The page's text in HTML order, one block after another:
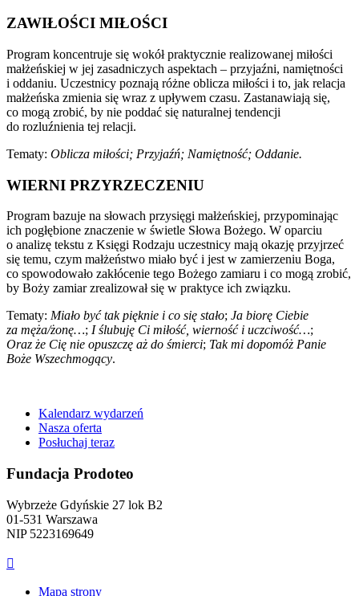
ZAWIŁOŚCI MIŁOŚCI
Program koncentruje się wokół praktycznie realizowanej miłości
małżeńskiej w jej zasadniczych aspektach – przyjaźni, namiętności
i oddaniu. Uczestnicy poznają różne oblicza miłości i to, jak relacja
małżeńska zmienia się wraz z upływem czasu. Zastanawiają się,
co mogą zrobić, by nie poddać się naturalnej tendencji
do rozluźnienia tej relacji.
Tematy: Oblicza miłości; Przyjaźń; Namiętność; Oddanie.
WIERNI PRZYRZECZENIU
Program bazuje na słowach przysięgi małżeńskiej, przypominając
ich pogłębione znaczenie w świetle Słowa Bożego. W oparciu
o analizę tekstu z Księgi Rodzaju uczestnicy mają okazję przyjrzeć
się temu, czym małżeństwo miało być i jest w zamierzeniu Boga,
co spowodowało zakłócenie tego Bożego zamiaru i co mogą zrobić,
by Boży zamiar zrealizował się w praktyce ich związku.
Tematy: Miało być tak pięknie i co się stało; Ja biorę Ciebie
za męża/żonę…; I ślubuję Ci miłość, wierność i uczciwość…;
Oraz że Cię nie opuszczę aż do śmierci; Tak mi dopomóż Panie
Boże Wszechmogący.
Kalendarz wydarzeń
Nasza oferta
Posłuchaj teraz
Fundacja Prodoteo
Wybrzeże Gdyńskie 27 lok B2
01-531 Warszawa
NIP 5223169649

Mapa strony